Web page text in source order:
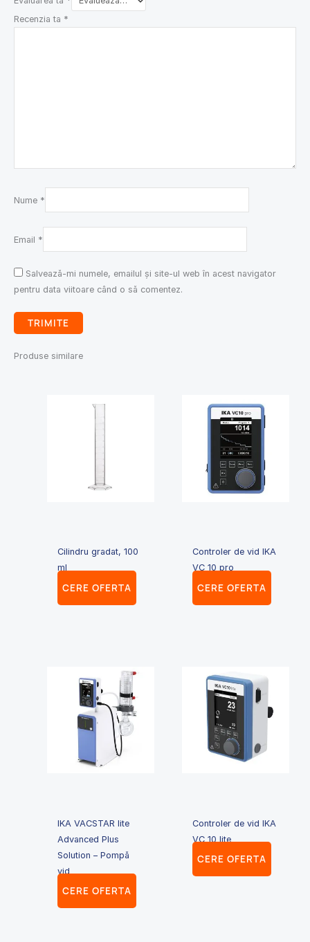
Recenzia ta *
Nume *
Email *
Salvează-mi numele, emailul și site-ul web în acest navigator
pentru data viitoare când o să comentez.
Produse similare
Cilindru gradat, 100
ml
CERE OFERTA
Controler de vid IKA
VC 10 pro
CERE OFERTA
IKA VACSTAR lite
Advanced Plus
Solution – Pompă
vid
CERE OFERTA
Controler de vid IKA
VC 10 lite
CERE OFERTA